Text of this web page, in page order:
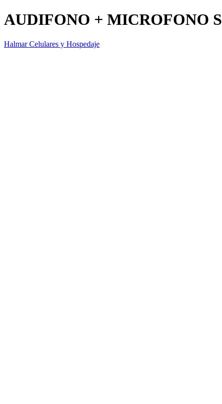
AUDIFONO + MICROFONO
Halmar Celulares y Hospedaje